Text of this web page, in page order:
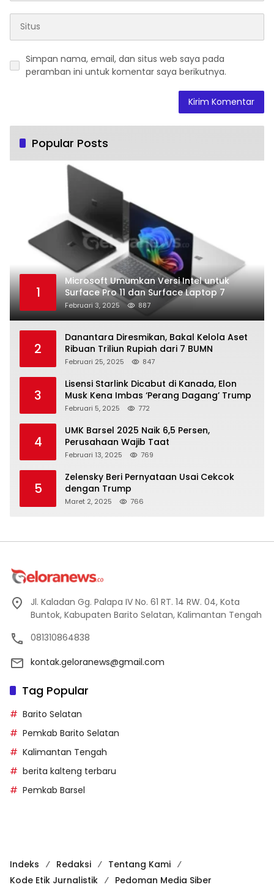
Simpan nama, email, dan situs web saya pada
peramban ini untuk komentar saya berikutnya.
Popular Posts
1
Microsoft Umumkan Versi Intel untuk
Surface Pro 11 dan Surface Laptop 7
Februari 3, 2025 887
2
Danantara Diresmikan, Bakal Kelola Aset
Ribuan Triliun Rupiah dari 7 BUMN
Februari 25, 2025 847
3
Lisensi Starlink Dicabut di Kanada, Elon
Musk Kena Imbas ‘Perang Dagang’ Trump
Februari 5, 2025 772
4
UMK Barsel 2025 Naik 6,5 Persen,
Perusahaan Wajib Taat
Februari 13, 2025 769
5
Zelensky Beri Pernyataan Usai Cekcok
dengan Trump
Maret 2, 2025 766
Jl. Kaladan Gg. Palapa IV No. 61 RT. 14 RW. 04, Kota
Buntok, Kabupaten Barito Selatan, Kalimantan Tengah
081310864838
kontak.geloranews@gmail.com
Tag Popular
Barito Selatan
Pemkab Barito Selatan
Kalimantan Tengah
berita kalteng terbaru
Pemkab Barsel
Indeks Redaksi
Tentang Kami
Kode Etik Jurnalistik
Pedoman Media Siber